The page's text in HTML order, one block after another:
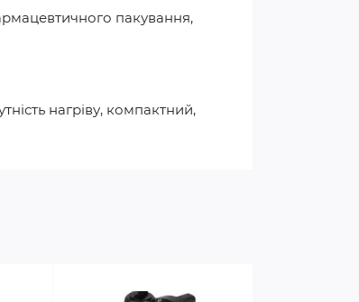
пакування,
нагріву, компактний,